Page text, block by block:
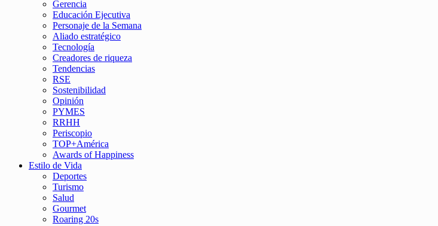
Gerencia
Educación Ejecutiva
Personaje de la Semana
Aliado estratégico
Tecnología
Creadores de riqueza
Tendencias
RSE
Sostenibilidad
Opinión
PYMES
RRHH
Periscopio
TOP+América
Awards of Happiness
Estilo de Vida
Deportes
Turismo
Salud
Gourmet
Roaring 20s